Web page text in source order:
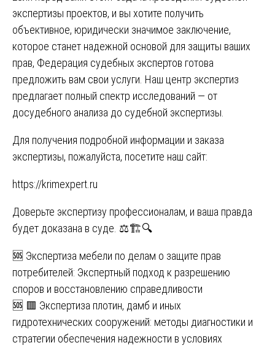
экспертизы проектов, и вы хотите получить
объективное, юридически значимое заключение,
которое станет надежной основой для защиты ваших
прав, Федерация судебных экспертов готова
предложить вам свои услуги. Наш центр экспертиз
предлагает полный спектр исследований — от
досудебного анализа до судебной экспертизы.
Для получения подробной информации и заказа
экспертизы, пожалуйста, посетите наш сайт:
https://krimexpert.ru
Доверьте экспертизу профессионалам, и ваша правда
будет доказана в суде. ⚖️🏗️🔍
Навигация
по
записям
🆘 Экспертиза мебели по делам о защите прав
потребителей: Экспертный подход к разрешению
споров и восстановлению справедливости
🆘 🟥 Экспертиза плотин, дамб и иных
гидротехнических сооружений: методы диагностики и
стратегии обеспечения надежности в условиях